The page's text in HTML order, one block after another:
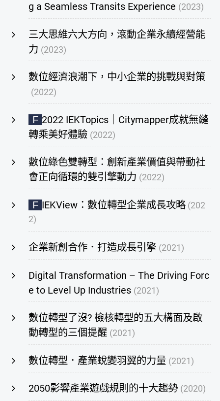
g a Seamless Transits Experience (2023)
三大思維六大方向，滾動企業永續經營能
力 (2023)
數位經濟浪潮下，中小企業的挑戰與對策
(2022)
F 2022 IEKTopics｜Citymapper成就無縫
轉乘美好體驗 (2022)
數位綠色雙轉型：創新產業價值與帶動社
會正向循環的雙引擎動力 (2022)
F IEKView：數位轉型企業成長攻略 (202
2)
企業新創合作．打造成長引擎 (2021)
Digital Transformation – The Driving Forc
e to Level Up Industries (2021)
數位轉型了沒? 檢核轉型的五大構面及啟
動轉型的三個提醒 (2021)
數位轉型．產業蛻變羽翼的力量 (2021)
2050影響產業遊戲規則的十大趨勢 (2020)